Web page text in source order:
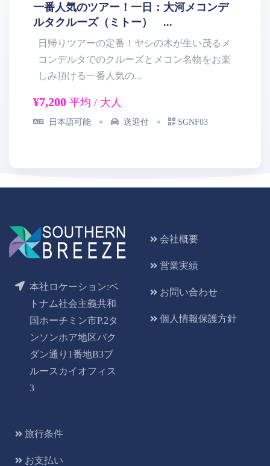
一番人気のツアー！一日：大河メコンデ
ルタクルーズ（ミトー） ...
日帰りツアーの定番！ヤシの木が生い茂るメ
コンデルタでのクルーズとメコン名物をお楽
しみ頂ける一番人気の...
¥7,200 平均 / 大人
日本語可能 送迎付 SGNF03
本社ロケーション:ベ
トナム社会主義共和
国ホーチミン市P.2タ
ンソンホア地区バク
ダン通り1番地B3ブ
ルースカイオフィス
3
会社概要
営業実績
お問い合わせ
個人情報保護方針
旅行条件
お支払い